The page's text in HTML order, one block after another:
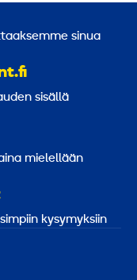
sinua
sisällä
mielellään
kysymyksiin